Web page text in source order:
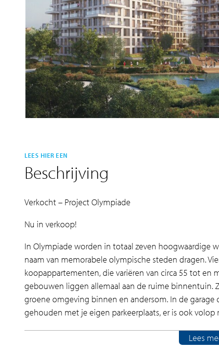
LEES HIER EEN
Beschrijving
Verkocht – Project Olympiade
Nu in verkoop!
In Olympiade worden in totaal zeven hoogwaardige
naam van memorabele olympische steden dragen.
koopappartementen, die variëren van circa 55 tot en
gebouwen liggen allemaal aan de ruime binnentuin.
groene omgeving binnen en andersom. In de
gehouden met je eigen parkeerplaats, er is ook
Unwind & rewind!
Lees